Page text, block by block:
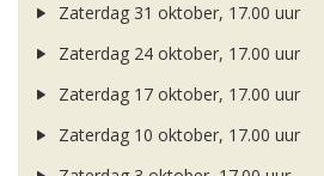
Zaterdag 31 oktober, 17.00 uur
Zaterdag 24 oktober, 17.00 uur
Zaterdag 17 oktober, 17.00 uur
Zaterdag 10 oktober, 17.00 uur